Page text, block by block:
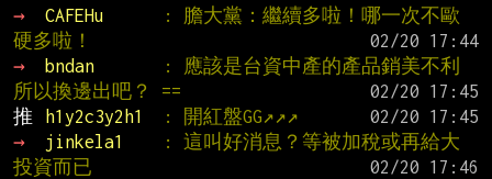
→
CAFEHu
: 膽大黨：繼續多啦！哪一次不歐
硬多啦！
→
bndan
: 應該是台資中產的產品銷美不利
所以換邊出吧？ ==
推
h1y2c3y2h1 : 開紅盤GG↗↗↗
→
jinkela1
: 這叫好消息？等被加稅或再給大
投資而已